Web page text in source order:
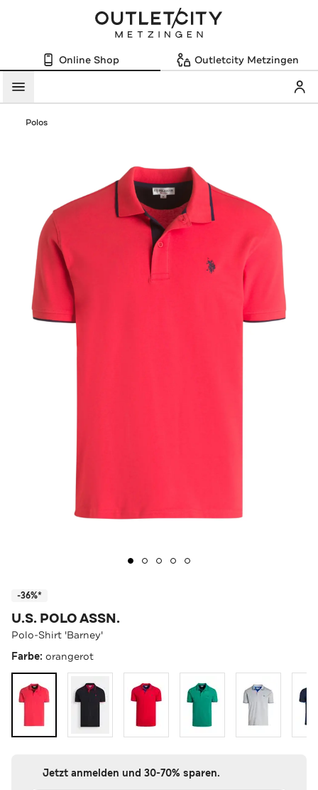
Online Shop Outletcity Metzingen
Menü
Polos
-36%*
U.S. POLO ASSN.
Polo-Shirt 'Barney'
Farbe: orangerot
Jetzt anmelden und 30-70% sparen.